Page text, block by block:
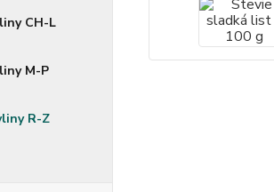
CH-L
M-P
R-Z